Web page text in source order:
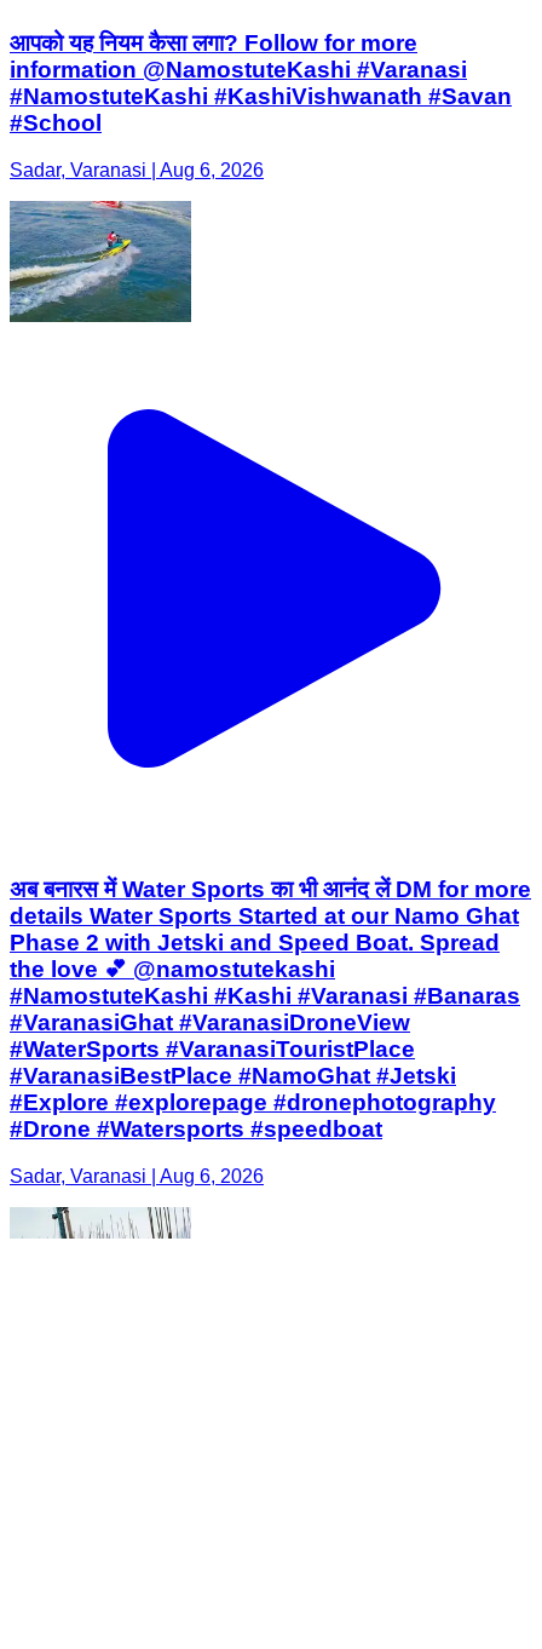
आपको यह नियम कैसा लगा? Follow for more
information @NamostuteKashi #Varanasi
#NamostuteKashi #KashiVishwanath #Savan
#School
Sadar, Varanasi | Aug 6, 2026
अब बनारस में Water Sports का भी आनंद लें DM for more
details Water Sports Started at our Namo Ghat
Phase 2 with Jetski and Speed Boat. Spread
the love 💕 @namostutekashi
#NamostuteKashi #Kashi #Varanasi #Banaras
#VaranasiGhat #VaranasiDroneView
#WaterSports #VaranasiTouristPlace
#VaranasiBestPlace #NamoGhat #Jetski
#Explore #explorepage #dronephotography
#Drone #Watersports #speedboat
Sadar, Varanasi | Aug 6, 2026